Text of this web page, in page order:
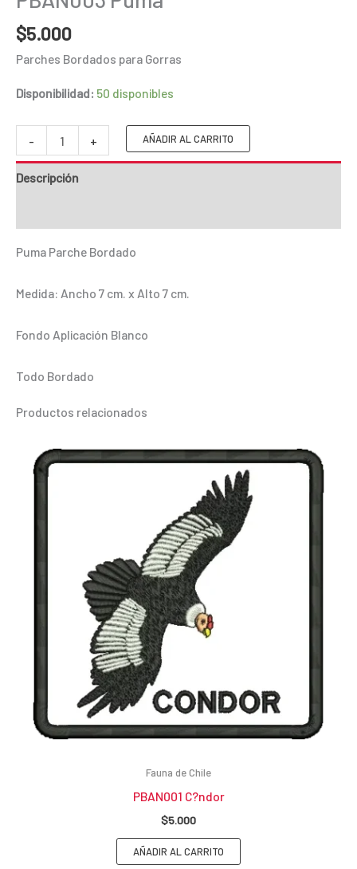
$5.000
Parches Bordados para Gorras
Disponibilidad: 50 disponibles
-
PBAN003
Puma
cantidad
+ AÑADIR AL CARRITO
Descripción
Puma Parche Bordado
Medida: Ancho 7 cm. x Alto 7 cm.
Fondo Aplicación Blanco
Todo Bordado
Productos relacionados
Fauna de Chile
PBAN001 C?ndor
$5.000
AÑADIR AL CARRITO